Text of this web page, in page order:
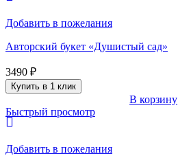
Добавить в пожелания
Авторский букет «Душистый сад»
3490 ₽
Купить в 1 клик
В корзину
Быстрый просмотр
Добавить в пожелания